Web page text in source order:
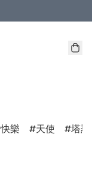
快樂 天使
塔羅